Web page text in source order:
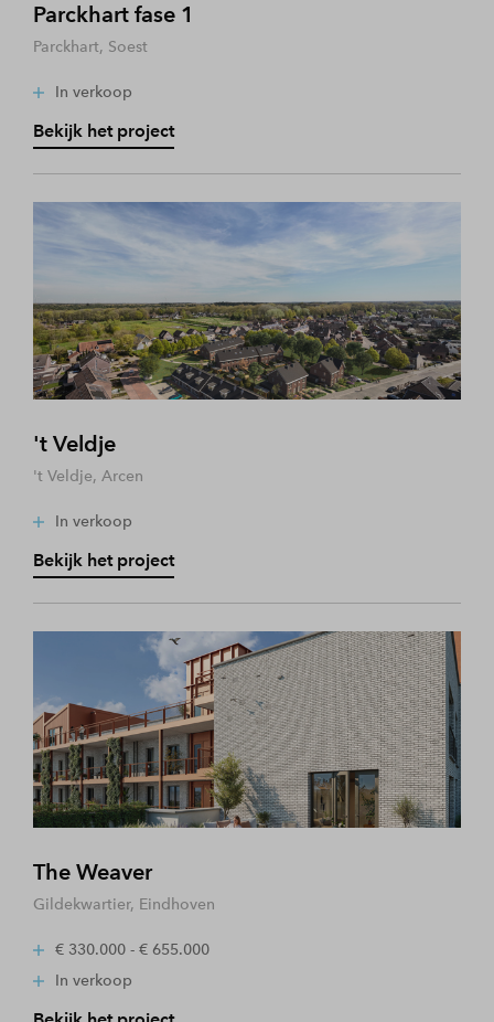
Parckhart fase 1
Parckhart, Soest
In verkoop
Bekijk het project
't Veldje
't Veldje, Arcen
In verkoop
Bekijk het project
The Weaver
Gildekwartier, Eindhoven
€ 330.000 - € 655.000
In verkoop